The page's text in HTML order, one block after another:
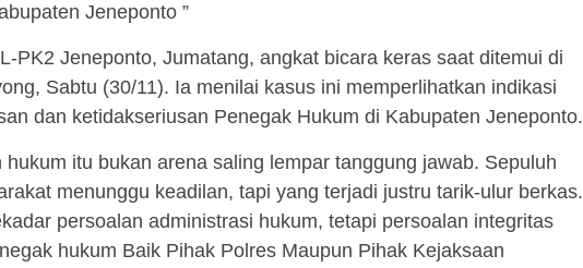
Jeneponto ”
PK2 Jeneponto, Jumatang, angkat bicara keras saat ditemui di
Sabtu (30/11). Ia menilai kasus ini memperlihatkan indikasi
dan ketidakseriusan Penegak Hukum di Kabupaten Jeneponto.
hukum itu bukan arena saling lempar tanggung jawab. Sepuluh
menunggu keadilan, tapi yang terjadi justru tarik-ulur berkas.
persoalan administrasi hukum, tetapi persoalan integritas
hukum Baik Pihak Polres Maupun Pihak Kejaksaan